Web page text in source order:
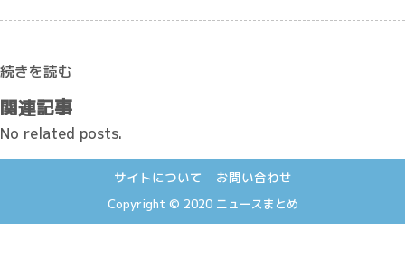
続きを読む
関連記事
No related posts.
サイトについて お問い合わせ
Copyright © 2020 ニュースまとめ